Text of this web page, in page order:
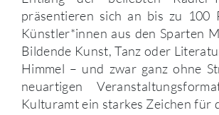
präsentieren sich an bis zu 100
Künstler*innen aus den Sparten
Bildende Kunst, Tanz oder
Himmel – und zwar ganz ohne
neuartigen
Kulturamt ein starkes Zeichen für